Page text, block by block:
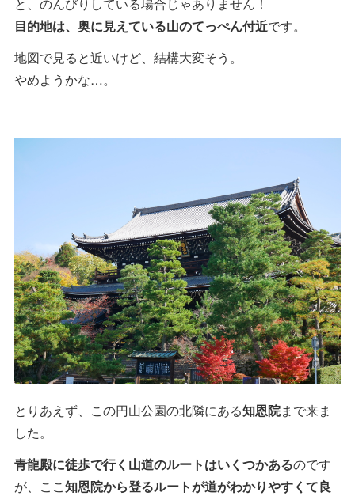
目的地は、奥に見えている山のてっぺん付近です。
地図で見ると近いけど、結構大変そう。
やめようかな…。
とりあえず、この円山公園の北隣にある知恩院まで来ま
した。
青龍殿に徒歩で行く山道のルートはいくつかあるのです
が、ここ知恩院から登るルートが道がわかりやすくて良